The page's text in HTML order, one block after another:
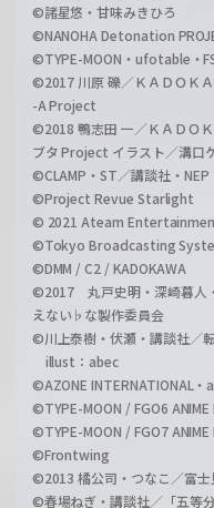
©諸星悠・甘味みきひろ
©NANOHA Detonation
©TYPE-MOON・ufotable・
©2017 川原 礫／ＫＡＤＯＫ
-A Project
©2018 鴨志田 一／ＫＡＤＯ
ブタ Project イラスト／溝口
©CLAMP・ST／講談社・NEP
©Project Revue Starlight
© 2021 Ateam
©Tokyo Broadcasting
©DMM / C2 / KADOKAWA
©2017 丸戸史明・深崎暮人
えない♭な製作委員会
©川上泰樹・伏瀬・講談社／
illust：abec
©AZONE INTERNATIONAL
©TYPE-MOON / FGO6 ANIME
©TYPE-MOON / FGO7 ANIME
©Frontwing
©2013 橘公司・つなこ／富士
©春場ねぎ・講談社／「五等